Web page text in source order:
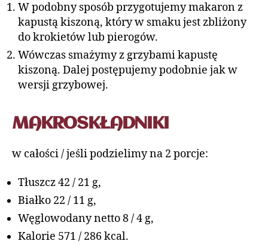
W podobny sposób przygotujemy makaron z
kapustą kiszoną, który w smaku jest zbliżony
do krokietów lub pierogów.
Wówczas smażymy z grzybami kapustę
kiszoną. Dalej postępujemy podobnie jak w
wersji grzybowej.
MAKROSKŁADNIKI
w całości / jeśli podzielimy na 2 porcje:
Tłuszcz 42 / 21 g,
Białko 22 / 11 g,
Węglowodany netto 8 / 4 g,
Kalorie 571 / 286 kcal.